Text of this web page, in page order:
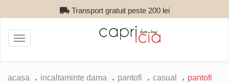
Transport gratuit peste 200 lei
Toggle
navigation
acasa incaltaminte dama pantofi casual
pantofi